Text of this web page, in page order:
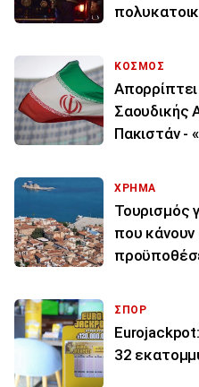
ΚΟΣΜΟΣ
Σαουδικής
Πακιστάν -
ΧΡΗΜΑ
Τουρισμός
που κάνουν
ΣΠΟΡ
Eurojackpot:
32